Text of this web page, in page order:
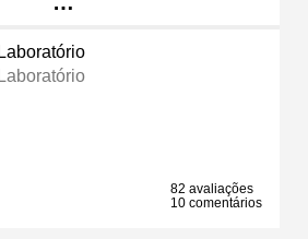
Laboratório
Laboratório
82 avaliações
10 comentários